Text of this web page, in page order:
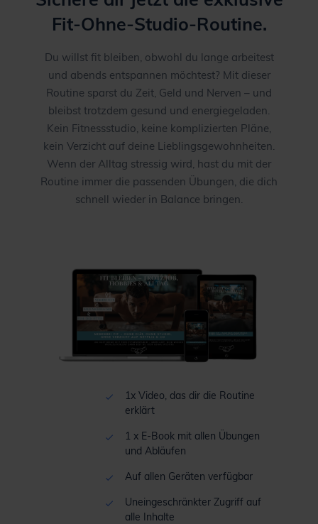
Fit-Ohne-Studio-Routine.
Du willst fit bleiben, obwohl du lange arbeitest
und abends entspannen möchtest? Mit dieser
Routine sparst du Zeit, Geld und Nerven – und
bleibst trotzdem gesund und energiegeladen.
Kein Fitnessstudio, keine komplizierten Pläne,
kein Verzicht auf deine Lieblingsgewohnheiten.
Wenn der Alltag stressig wird, hast du mit der
Routine immer die passenden Übungen, die dich
schnell wieder in Balance bringen.
1x Video, das dir die Routine
erklärt
1 x E-Book mit allen Übungen
und Abläufen
Auf allen Geräten verfügbar
Uneingeschränkter Zugriff auf
alle Inhalte